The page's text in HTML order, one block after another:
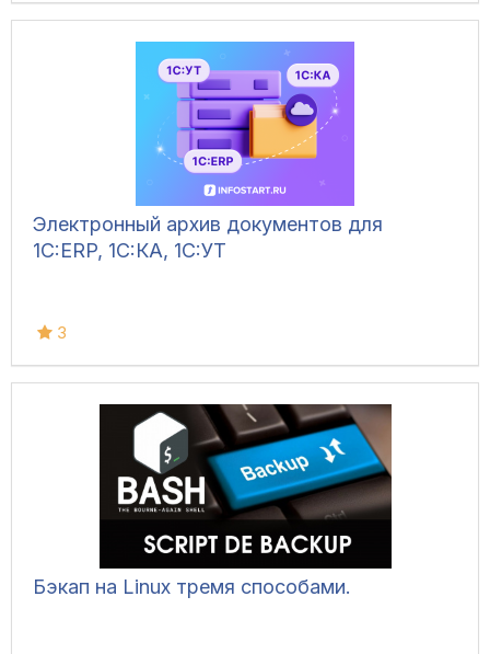
Электронный архив документов для
1C:ERP, 1C:КА, 1C:УТ
3
Бэкап на Linux тремя способами.